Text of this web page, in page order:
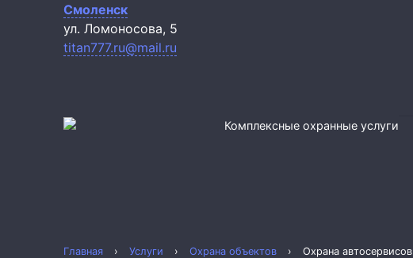
Смоленск
ул. Ломоносова, 5
titan777.ru@mail.ru
Комплексные охранные услуги
Главная › Услуги › Охрана объектов › Охрана автосервисов